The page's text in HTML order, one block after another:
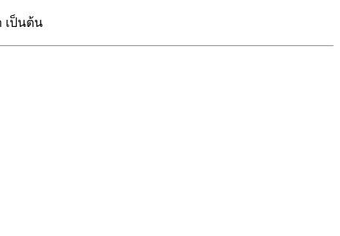
เป็นต้น